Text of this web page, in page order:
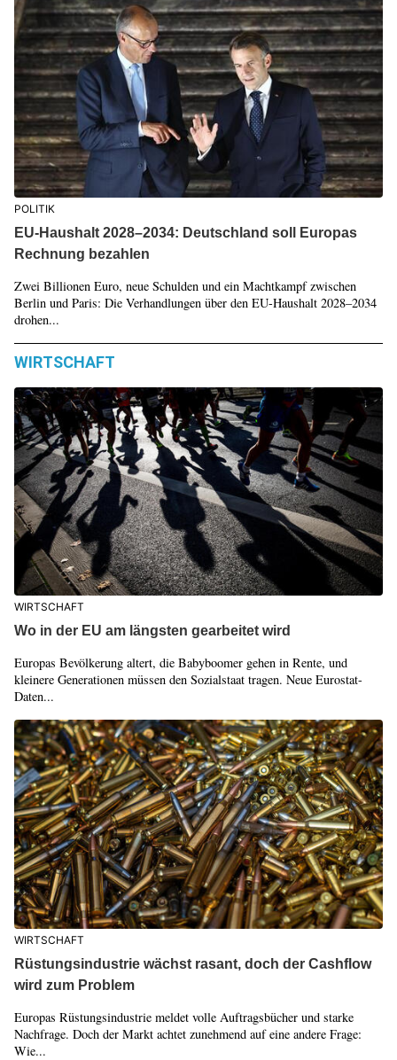
POLITIK
EU-Haushalt 2028–2034: Deutschland soll Europas
Rechnung bezahlen
Zwei Billionen Euro, neue Schulden und ein Machtkampf zwischen
Berlin und Paris: Die Verhandlungen über den EU-Haushalt 2028–2034
drohen...
WIRTSCHAFT
WIRTSCHAFT
Wo in der EU am längsten gearbeitet wird
Europas Bevölkerung altert, die Babyboomer gehen in Rente, und
kleinere Generationen müssen den Sozialstaat tragen. Neue Eurostat-
Daten...
WIRTSCHAFT
Rüstungsindustrie wächst rasant, doch der Cashflow
wird zum Problem
Europas Rüstungsindustrie meldet volle Auftragsbücher und starke
Nachfrage. Doch der Markt achtet zunehmend auf eine andere Frage:
Wie...